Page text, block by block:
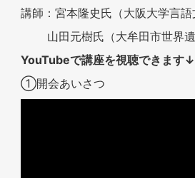
講師：宮本隆史氏（大阪大学言語
山田元樹氏（大牟田市世界遺
YouTubeで講座を視聴できます↓
①開会あいさつ